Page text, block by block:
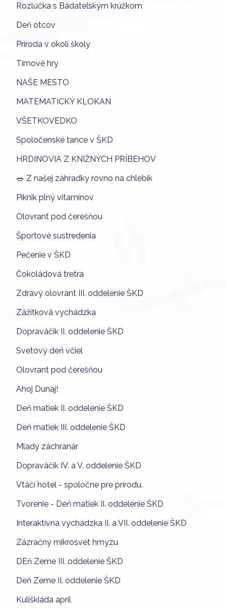
Rozlúčka s Bádateľským krúžkom
Deň otcov
Príroda v okolí školy
Tímové hry
NAŠE MESTO
MATEMATICKÝ KLOKAN
VŠETKOVEDKO
Spoločenské tance v ŠKD
HRDINOVIA Z KNIŽNÝCH PRÍBEHOV
🥗 Z našej záhradky rovno na chlebík
Piknik plný vitamínov
Olovrant pod čerešňou
Športové sustredenia
Pečenie v ŠKD
Čokoládová tretra
Zdravý olovrant III. oddelenie ŠKD
Zážitková vychádzka
Dopraváčik II. oddelenie ŠKD
Svetový deň včiel
Olovrant pod čerešňou
Ahoj Dunaj!
Deň matiek II. oddelenie ŠKD
Deň matiek III. oddelenie ŠKD
Mladý záchranár
Dopraváčik IV. a V. oddelenie ŠKD
Vtáčí hotel - spoločne pre prírodu.
Tvorenie - Deň matiek II. oddelenie ŠKD
Interaktívna vychádzka II. a VII. oddelenie ŠKD
Zázračný mikrosvet hmyzu
DEň Zeme III. oddelenie ŠKD
Deň Zeme II. oddelenie ŠKD
Kuliškiáda apríl